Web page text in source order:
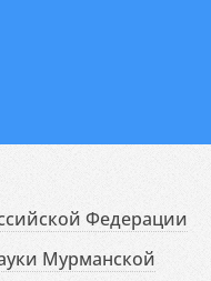
Федерации
Мурманской